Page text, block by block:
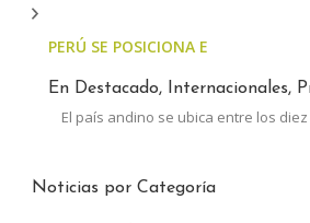
PERÚ SE POSICIONA ENTRE LOS
En Destacado, Internacionales,
El país andino se ubica entre los diez
Noticias por Categoría